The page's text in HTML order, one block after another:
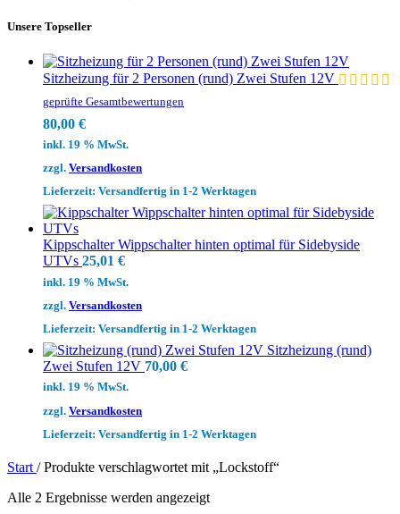
Unsere Topseller
Sitzheizung für 2 Personen (rund) Zwei Stufen 12V
geprüfte Gesamtbewertungen
80,00 €
inkl. 19 % MwSt.
zzgl. Versandkosten
Lieferzeit: Versandfertig in 1-2 Werktagen
Kippschalter Wippschalter hinten optimal für Sidebyside
UTVs 25,01 €
inkl. 19 % MwSt.
zzgl. Versandkosten
Lieferzeit: Versandfertig in 1-2 Werktagen
Sitzheizung (rund)
Zwei Stufen 12V 70,00 €
inkl. 19 % MwSt.
zzgl. Versandkosten
Lieferzeit: Versandfertig in 1-2 Werktagen
Start / Produkte verschlagwortet mit „Lockstoff“
Alle 2 Ergebnisse werden angezeigt